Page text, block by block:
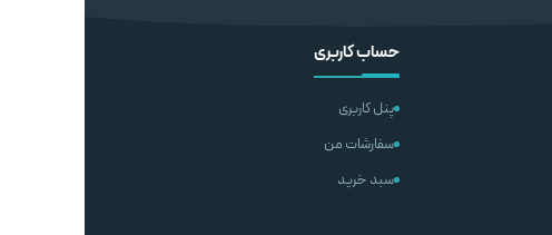
حساب کاربری
پنل کاربری
سفارشات من
سبد خرید